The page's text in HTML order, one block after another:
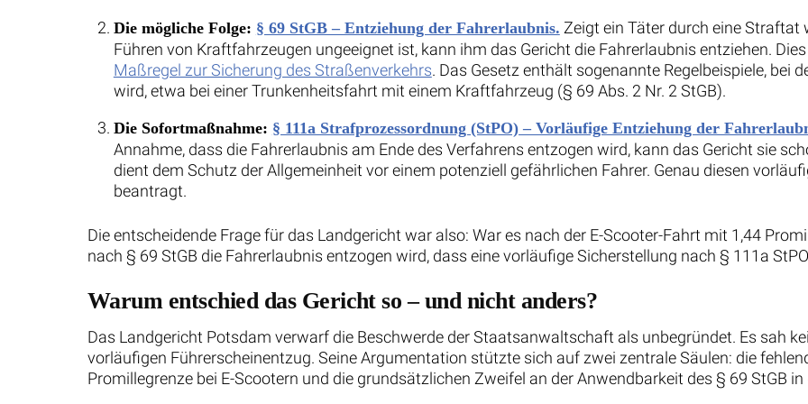
Die mögliche Folge: § 69 StGB – Entziehung der Fahrerlaubnis. Zeigt ein Täter durch eine Straftat
Führen von Kraftfahrzeugen ungeeignet ist, kann ihm das Gericht die Fahrerlaubnis entziehen.
Maßregel zur Sicherung des Straßenverkehrs. Das Gesetz enthält sogenannte Regelbeispiele, bei
wird, etwa bei einer Trunkenheitsfahrt mit einem Kraftfahrzeug (§ 69 Abs. 2 Nr. 2 StGB).
Die Sofortmaßnahme: § 111a Strafprozessordnung (StPO) – Vorläufige Entziehung der
Annahme, dass die Fahrerlaubnis am Ende des Verfahrens entzogen wird, kann das Gericht sie
dient dem Schutz der Allgemeinheit vor einem potenziell gefährlichen Fahrer. Genau diesen
beantragt.
Die entscheidende Frage für das Landgericht war also: War es nach der E-Scooter-Fahrt mit 1,44
nach § 69 StGB die Fahrerlaubnis entzogen wird, dass eine vorläufige Sicherstellung nach § 111a
Warum entschied das Gericht so – und nicht anders?
Das Landgericht Potsdam verwarf die Beschwerde der Staatsanwaltschaft als unbegründet. Es sah
vorläufigen Führerscheinentzug. Seine Argumentation stützte sich auf zwei zentrale Säulen: die
Promillegrenze bei E-Scootern und die grundsätzlichen Zweifel an der Anwendbarkeit des § 69 StGB in